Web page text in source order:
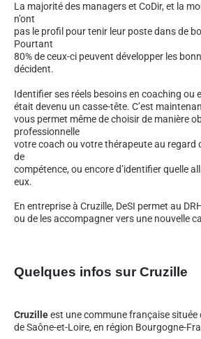
La majorité des managers et CoDir, et la
n’ont
pas le profil pour tenir leur poste dans de
Pourtant
80% de ceux-ci peuvent développer les
décident.
Identifier ses réels besoins en coaching ou
était devenu un casse-tête. C’est
vous permet même de choisir de manière
professionnelle
votre coach ou votre thérapeute au regard
de
compétence, ou encore d’identifier quelle
eux.
En entreprise à Cruzille, DeSI permet au
ou de les accompagner vers une nouvelle
Quelques infos sur Cruzille
Cruzilleest une commune française située
de Saône-et-Loire, en région Bourgogne-